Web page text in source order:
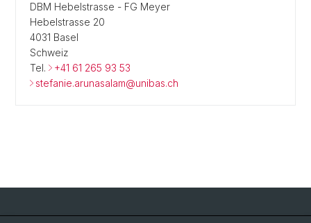
DBM Hebelstrasse - FG Meyer
Hebelstrasse 20
4031 Basel
Schweiz
Tel.
+41 61 265 93 53
stefanie.arunasalam@unibas.ch